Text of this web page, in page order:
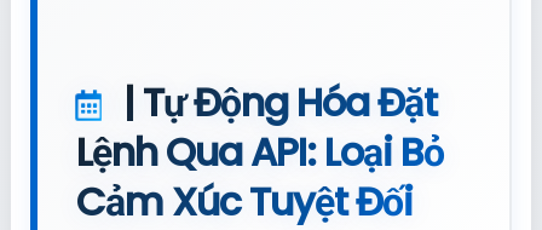
| Tự Động Hóa Đặt
Lệnh Qua API: Loại Bỏ
Cảm Xúc Tuyệt Đối